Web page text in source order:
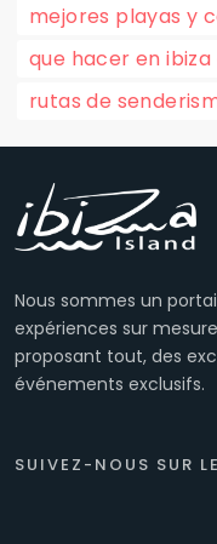
mejores playas y
que hacer en ibiza
rutas de
Nous sommes un
expériences sur
proposant tout, des
événements exclusifs.
SUIVEZ-NOUS SUR